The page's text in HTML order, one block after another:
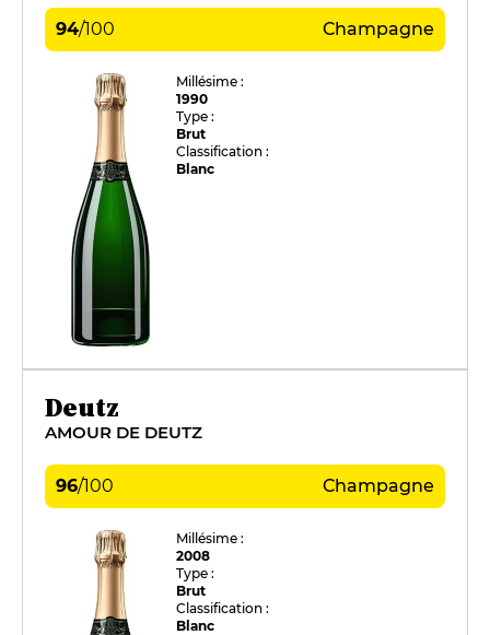
94/100 Champagne
Millésime :
1990
Type :
Brut
Classification :
Blanc
Deutz
AMOUR DE DEUTZ
96/100 Champagne
Millésime :
2008
Type :
Brut
Classification :
Blanc